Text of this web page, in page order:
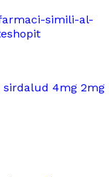
simili-al-
sirdalud 4mg 2mg